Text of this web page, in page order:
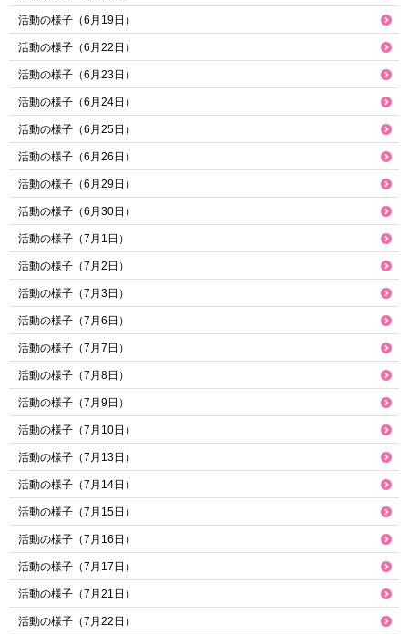
活動の様子（6月19日）
活動の様子（6月22日）
活動の様子（6月23日）
活動の様子（6月24日）
活動の様子（6月25日）
活動の様子（6月26日）
活動の様子（6月29日）
活動の様子（6月30日）
活動の様子（7月1日）
活動の様子（7月2日）
活動の様子（7月3日）
活動の様子（7月6日）
活動の様子（7月7日）
活動の様子（7月8日）
活動の様子（7月9日）
活動の様子（7月10日）
活動の様子（7月13日）
活動の様子（7月14日）
活動の様子（7月15日）
活動の様子（7月16日）
活動の様子（7月17日）
活動の様子（7月21日）
活動の様子（7月22日）